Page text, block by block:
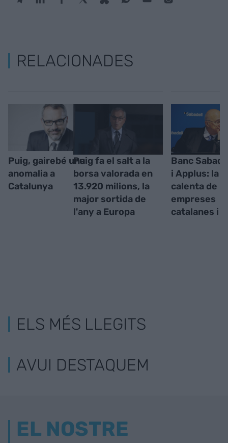
RELACIONADES
Puig, gairebé una
anomalia a
Catalunya
Puig fa el salt a la
borsa valorada en
13.920 milions, la
major sortida de
l'any a Europa
Banc
i Applus: la
calenta de
empreses
catalanes i
ELS MÉS LLEGITS
AVUI DESTAQUEM
EL NOSTRE